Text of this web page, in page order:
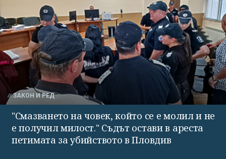
ЗАКОН И РЕД
"Смазването на човек, който се е молил и не
е получил милост." Съдът остави в ареста
петимата за убийството в Пловдив